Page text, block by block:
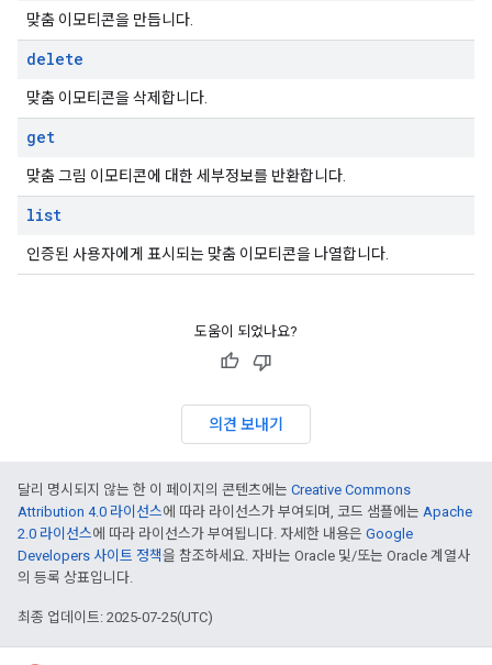
맞춤 이모티콘을 만듭니다.
delete
맞춤 이모티콘을 삭제합니다.
get
맞춤 그림 이모티콘에 대한 세부정보를 반환합니다.
list
인증된 사용자에게 표시되는 맞춤 이모티콘을 나열합니다.
도움이 되었나요?
의견 보내기
달리 명시되지 않는 한 이 페이지의 콘텐츠에는 Creative Commons
Attribution 4.0 라이선스에 따라 라이선스가 부여되며, 코드 샘플에는 Apache
2.0 라이선스에 따라 라이선스가 부여됩니다. 자세한 내용은 Google
Developers 사이트 정책을 참조하세요. 자바는 Oracle 및/또는 Oracle 계열사
의 등록 상표입니다.
최종 업데이트: 2025-07-25(UTC)